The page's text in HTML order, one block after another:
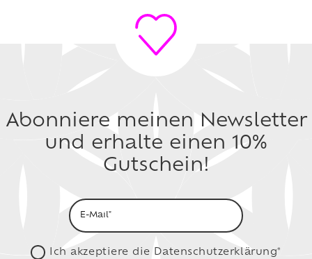
Abonniere meinen Newsletter
und erhalte einen 10%
Gutschein!
Ich akzeptiere die Datenschutzerklärung*